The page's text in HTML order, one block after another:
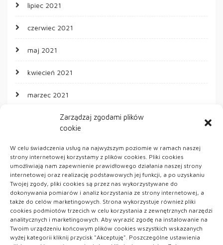
Zarządzaj zgodami plików
cookie
W celu świadczenia usług na najwyższym poziomie w ramach naszej
strony internetowej korzystamy z plików cookies. Pliki cookies
umożliwiają nam zapewnienie prawidłowego działania naszej strony
internetowej oraz realizację podstawowych jej funkcji, a po uzyskaniu
Twojej zgody, pliki cookies są przez nas wykorzystywane do
dokonywania pomiarów i analiz korzystania ze strony internetowej, a
także do celów marketingowych. Strona wykorzystuje również pliki
cookies podmiotów trzecich w celu korzystania z zewnętrznych narzędzi
analitycznych i marketingowych. Aby wyrazić zgodę na instalowanie na
Twoim urządzeniu końcowym plików cookies wszystkich wskazanych
wyżej kategorii kliknij przycisk "Akceptuję". Poszczególne ustawienia
lipiec 2021
czerwiec 2021
maj 2021
kwiecień 2021
marzec 2021
ARTYKUŁ SPONSOROWANY
Kobieta
Uroda
Zdrowie